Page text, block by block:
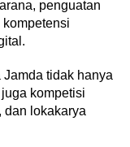
penguatan
tidak hanya
kompetisi
dan lokakarya